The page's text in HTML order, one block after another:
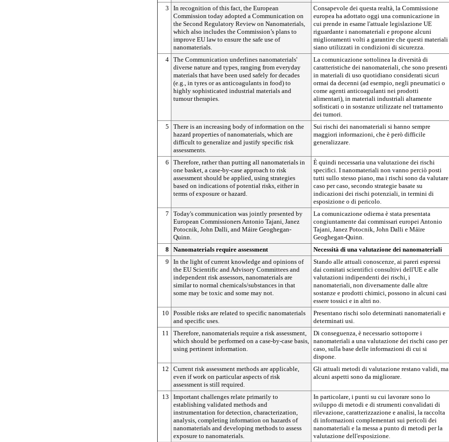
3
In recognition of this fact, the European
Commission today adopted a Communication on
the Second Regulatory Review on Nanomaterials,
which also includes the Commission’s plans to
improve EU law to ensure the safe use of
nanomaterials.
Consapevole dei questa realtà, la Commissione
europea ha adottato oggi una comunicazione in
cui prende in esame l'attuale legislazione UE
riguardante i nanomateriali e propone alcuni
miglioramenti volti a garantire che questi materiali
siano utilizzati in condizioni di sicurezza.
4 The Communication underlines nanomaterials'
diverse nature and types, ranging from everyday
materials that have been used safely for decades
(e.g., in tyres or as anticoagulants in food) to
highly sophisticated industrial materials and
tumour therapies.
La comunicazione sottolinea la diversità di
caratteristiche dei nanomateriali, che sono presenti
in materiali di uso quotidiano considerati sicuri
ormai da decenni (ad esempio, negli pneumatici o
come agenti anticoagulanti nei prodotti
alimentari), in materiali industriali altamente
sofisticati o in sostanze utilizzate nel trattamento
dei tumori.
5
There is an increasing body of information on the
hazard properties of nanomaterials, which are
difficult to generalize and justify specific risk
assessments.
Sui rischi dei nanomateriali si hanno sempre
maggiori informazioni, che è però difficile
generalizzare.
6
Therefore, rather than putting all nanomaterials in
one basket, a case-by-case approach to risk
assessment should be applied, using strategies
based on indications of potential risks, either in
terms of exposure or hazard.
È quindi necessaria una valutazione dei rischi
specifici. I nanomateriali non vanno perciò posti
tutti sullo stesso piano, ma i rischi sono da valutare
caso per caso, secondo strategie basate su
indicazioni dei rischi potenziali, in termini di
esposizione o di pericolo.
7
Today's communication was jointly presented by
European Commissioners Antonio Tajani, Janez
Potocnik, John Dalli, and Máire Geoghegan-
Quinn.
La comunicazione odierna è stata presentata
congiuntamente dai commissari europei Antonio
Tajani, Janez Potocnik, John Dalli e Máire
Geoghegan-Quinn.
8
Nanomaterials require assessment
Necessità di una valutazione dei nanomateriali
9
In the light of current knowledge and opinions of
the EU Scientific and Advisory Committees and
independent risk assessors, nanomaterials are
similar to normal chemicals/substances in that
some may be toxic and some may not.
Stando alle attuali conoscenze, ai pareri espressi
dai comitati scientifici consultivi dell'UE e alle
valutazioni indipendenti dei rischi, i
nanomateriali, non diversamente dalle altre
sostanze e prodotti chimici, possono in alcuni casi
essere tossici e in altri no.
10
Possible risks are related to specific nanomaterials
and specific uses.
Presentano rischi solo determinati nanomateriali e
determinati usi.
11
Therefore, nanomaterials require a risk assessment,
which should be performed on a case-by-case basis,
using pertinent information.
Di conseguenza, è necessario sottoporre i
nanomateriali a una valutazione dei rischi caso per
caso, sulla base delle informazioni di cui si
dispone.
12
Current risk assessment methods are applicable,
even if work on particular aspects of risk
assessment is still required.
Gli attuali metodi di valutazione restano validi, ma
alcuni aspetti sono da migliorare.
13
Important challenges relate primarily to
establishing validated methods and
instrumentation for detection, characterization,
analysis, completing information on hazards of
nanomaterials and developing methods to assess
exposure to nanomaterials.
In particolare, i punti su cui lavorare sono lo
sviluppo di metodi e di strumenti convalidati di
rilevazione, caratterizzazione e analisi, la raccolta
di informazioni complementari sui pericoli dei
nanomateriali e la messa a punto di metodi per la
valutazione dell'esposizione.